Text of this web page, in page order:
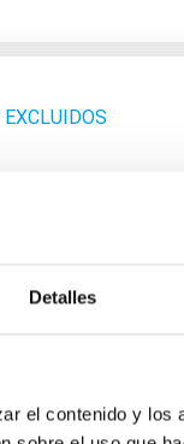
Detalles
el contenido y